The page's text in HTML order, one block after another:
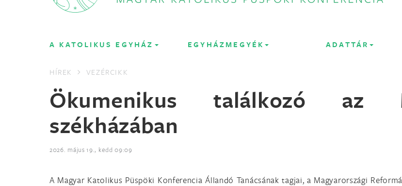
A KATOLIKUS EGYHÁZ EGYHÁZMEGYÉK ADATTÁR
HÍREK VEZÉRCIKK
Ökumenikus találkozó az
székházában
2026. május 19., kedd 09:09
A Magyar Katolikus Püspöki Konferencia Állandó Tanácsának tagjai, a Magyarországi